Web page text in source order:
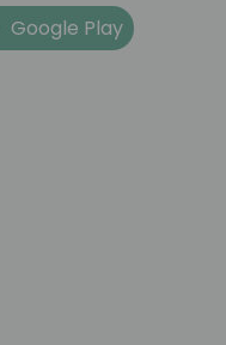
Google Play